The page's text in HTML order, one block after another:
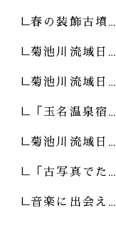
春の装飾古墳…
菊池川流域日…
菊池川流域日…
「玉名温泉宿…
菊池川流域日…
「古写真でた…
音楽に出会え…